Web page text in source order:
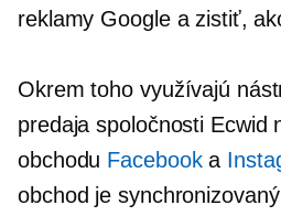
reklamy Google a zistiť,
Okrem toho využívajú
predaja spoločnosti Ecwid
obchodu Facebooka
obchod je